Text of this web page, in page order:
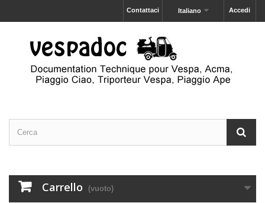
Accedi
Italiano
Contattaci
Carrello (vuoto)